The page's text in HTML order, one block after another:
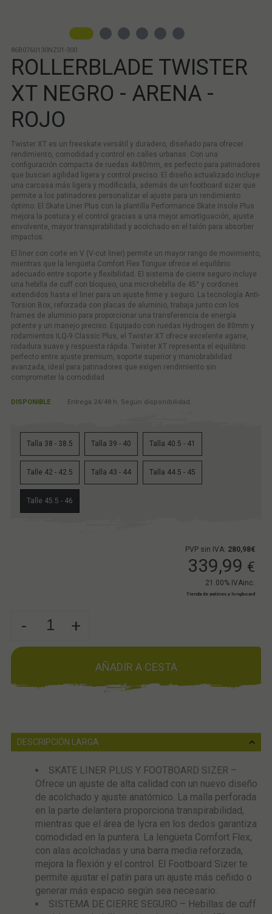
86B0760130NZ01-300
ROLLERBLADE TWISTER
XT NEGRO - ARENA -
ROJO
Twister XT es un freeskate versátil y duradero, diseñado para ofrecer
rendimiento, comodidad y control en calles urbanas. Con una
configuración compacta de ruedas 4x80mm, es perfecto para patinadores
que buscan agilidad ligera y control preciso. El diseño actualizado incluye
una carcasa más ligera y modificada, además de un footboard sizer que
permite a los patinadores personalizar el ajuste para un rendimiento
óptimo. El Skate Liner Plus con la plantilla Performance Skate Insole Plus
mejora la postura y el control gracias a una mejor amortiguación, ajuste
envolvente, mayor transpirabilidad y acolchado en el talón para absorber
impactos.
El liner con corte en V (V-cut liner) permite un mayor rango de movimiento,
mientras que la lengüeta Comfort Flex Tongue ofrece el equilibrio
adecuado entre soporte y flexibilidad. El sistema de cierre seguro incluye
una hebilla de cuff con bloqueo, una microhebilla de 45° y cordones
extendidos hasta el liner para un ajuste firme y seguro. La tecnología Anti-
Torsion Box, reforzada con placas de aluminio, trabaja junto con los
frames de aluminio para proporcionar una transferencia de energía
potente y un manejo preciso. Equipado con ruedas Hydrogen de 80mm y
rodamientos ILQ-9 Classic Plus, el Twister XT ofrece excelente agarre,
rodadura suave y respuesta rápida. Twister XT representa el equilibrio
perfecto entre ajuste premium, soporte superior y maniobrabilidad
avanzada, ideal para patinadores que exigen rendimiento sin
comprometer la comodidad.
DISPONIBLE Entrega 24/48 h. Según disponibilidad.
Talla 38 - 38.5 Talla 39 - 40 Talla 40.5 - 41
Talle 42 - 42.5 Talla 43 - 44 Talla 44.5 - 45
Talle 45.5 - 46
PVP sin IVA: 280,98€
339,99 €
21.00% IVAinc.
Tienda de patines y longboard
- +
AÑADIR A CESTA
DESCRIPCIÓN LARGA
SKATE LINER PLUS Y FOOTBOARD SIZER –
Ofrece un ajuste de alta calidad con un nuevo diseño
de acolchado y ajuste anatómico. La malla perforada
en la parte delantera proporciona transpirabilidad,
mientras que el área de lycra en los dedos garantiza
comodidad en la puntera. La lengüeta Comfort Flex,
con alas acolchadas y una barra media reforzada,
mejora la flexión y el control. El Footboard Sizer te
permite ajustar el patín para un ajuste más ceñido o
generar más espacio según sea necesario.
SISTEMA DE CIERRE SEGURO – Hebillas de cuff